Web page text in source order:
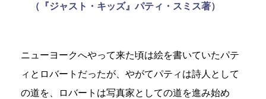
（『ジャスト・キッズ』パティ・スミス著）
ニューヨークへやって来た頃は絵を書いていたパテ
ィとロバートだったが、やがてパティは詩人として
の道を、ロバートは写真家としての道を進み始め